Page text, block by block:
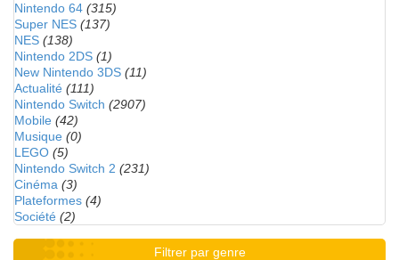
Nintendo 64 (315)
Super NES (137)
NES (138)
Nintendo 2DS (1)
New Nintendo 3DS (11)
Actualité (111)
Nintendo Switch (2907)
Mobile (42)
Musique (0)
LEGO (5)
Nintendo Switch 2 (231)
Cinéma (3)
Plateformes (4)
Société (2)
Filtrer par genre